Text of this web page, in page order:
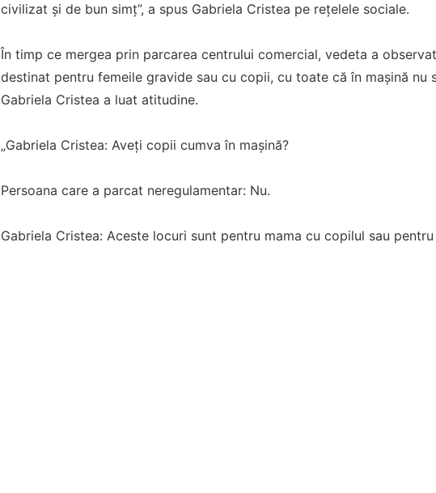
civilizat și de bun simț”, a spus Gabriela Cristea pe rețelele sociale.
În timp ce mergea prin parcarea centrului comercial, vedeta a
destinat pentru femeile gravide sau cu copii, cu toate că în mașină nu
Gabriela Cristea a luat atitudine.
„Gabriela Cristea: Aveți copii cumva în mașină?
Persoana care a parcat neregulamentar: Nu.
Gabriela Cristea: Aceste locuri sunt pentru mama cu copilul sau